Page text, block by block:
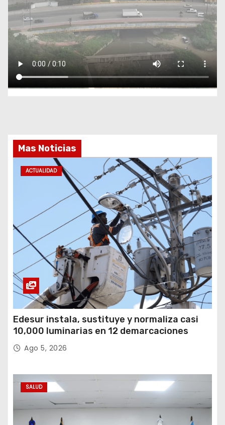
Mas Noticias
ACTUALIDAD
Edesur instala, sustituye y normaliza casi
10,000 luminarias en 12 demarcaciones
Ago 5, 2026
SALUD